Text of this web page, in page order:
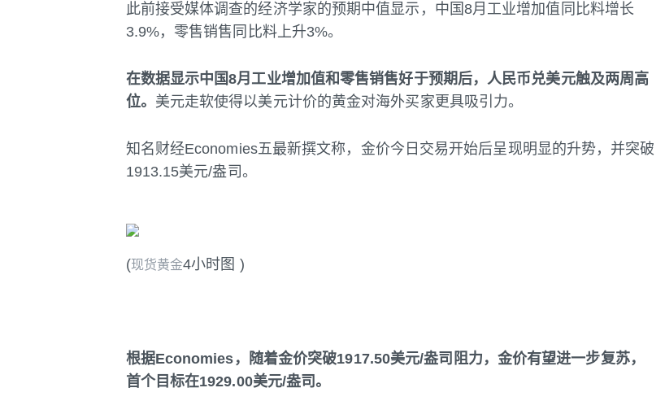
此前接受媒体调查的经济学家的预期中值显示，中国8月工业增加值同比料增长
3.9%，零售销售同比料上升3%。
在数据显示中国8月工业增加值和零售销售好于预期后，人民币兑美元触及两周高
位。 美元走软使得以美元计价的黄金对海外买家更具吸引力。
知名财经Economies五最新撰文称，金价今日交易开始后呈现明显的升势，并突破
1913.15美元/盎司。
(现货黄金4小时图 )
根据Economies，随着金价突破1917.50美元/盎司阻力，金价有望进一步复苏，
首个目标在1929.00美元/盎司。